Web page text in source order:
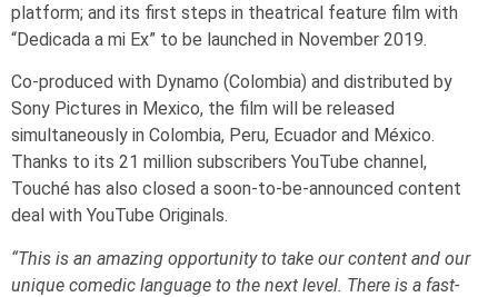
platform; and its first steps in theatrical feature film with
“Dedicada a mi Ex” to be launched in November 2019.
Co-produced with Dynamo (Colombia) and distributed by
Sony Pictures in Mexico, the film will be released
simultaneously in Colombia, Peru, Ecuador and México.
Thanks to its 21 million subscribers YouTube channel,
Touché has also closed a soon-to-be-announced content
deal with YouTube Originals.
“This is an amazing opportunity to take our content and our
unique comedic language to the next level. There is a fast-